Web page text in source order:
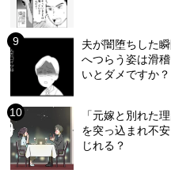
夫が闇堕ちした
へつらう姿は滑
いとダメですか？
「元嫁と別れた
を突っ込まれ不
じれる？